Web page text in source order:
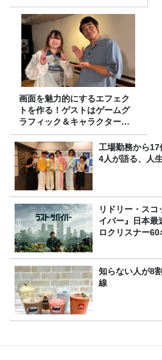
画面を魅力的にするエフェク
トを作る！ゲストはゲームグ
ラフィック＆キャラクター専
攻の遠藤里桜さん！
工場勤務から
4人が語る、人
リドリー・ス
イバー』日本最
ロクリスナー60
知らない人が8
線